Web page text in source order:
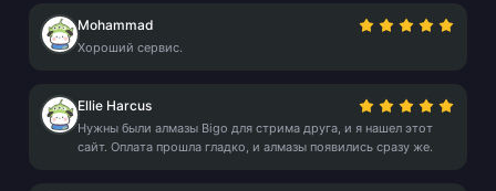
Mohammad
Хороший сервис.
Ellie Harcus
Нужны были алмазы Bigo для стрима друга, и я нашел этот
сайт. Оплата прошла гладко, и алмазы появились сразу же.